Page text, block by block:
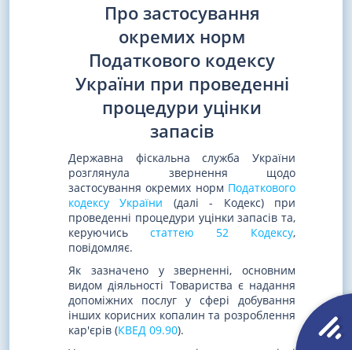
Про застосування
окремих норм
Податкового кодексу
України при проведенні
процедури уцінки
запасів
Державна фіскальна служба України
розглянула звернення щодо
застосування окремих норм Податкового
кодексу України (далі - Кодекс) при
проведенні процедури уцінки запасів та,
керуючись статтею 52 Кодексу,
повідомляє.
Як зазначено у зверненні, основним
видом діяльності Товариства є надання
допоміжних послуг у сфері добування
інших корисних копалин та розроблення
кар'єрів (КВЕД 09.90).